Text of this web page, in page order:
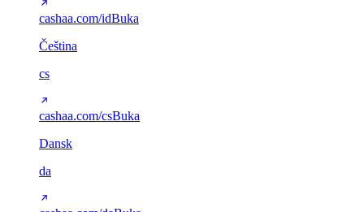
cashaa.com/idBuka
Čeština
cs
cashaa.com/csBuka
Dansk
da